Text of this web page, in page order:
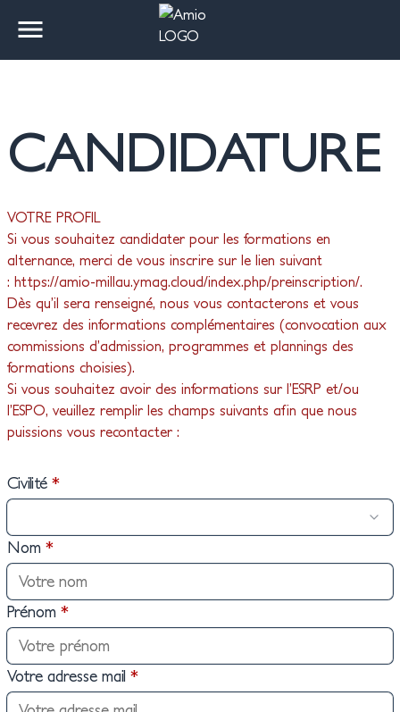
NOTRE VISION / NOS
VALEURS
SESAME
NOTRE
ACCOMPAGNEMENT
NOUS REJOINDRE OFA
NOS PROJETS AMIO ÉVÈNEMENTS
AMIO ACTUALITÉS AMIO RECRUTE
AMIO MARCHÉ PUBLIC
PANORAMA DES
FORMATIONS & VIE AU
LICENCE
INFORMATIQUE
CONCEPTEUR
INTÉGRATEUR
D'INFRASTRUCTURES
INFORMATIQUES
PARCOURS
CYBERSÉCURITÉ
CONCEPTEUR
INTÉGRATEUR
D’INFRASTRUCTURES
INFORMATIQUES
PARCOURS SYSTÈMES
D’INFORMATION
TECHNICIEN
INFORMATIQUE DE
PROXIMITÉ (TIP)
INGÉNIEUR EN
INFORMATIQUE
SYSTÈMES ET RÉSEAUX
INFORMATIQUE
INGÉNIERIE DES
CONCEPTEUR
DATES D'ENTRÉES
ÉPREUVES
D’ADMISSION
FRAIS DE FORMATION
D'ADMISSIONS
DOCUMENTS
CONTRACTUELS
CANDIDATURE
RELATIONS
ENTREPRISES
TAXE D’APPRENTISSAGE
DATES DES STAGES &
ALTERNANCES
PRÉ-ORIENTATION
DISPOSITIF
D'EVALUATION ET
NUMÉRIQUE
CANDIDATURE
VOTRE PROFIL
Si vous souhaitez candidater pour les formations en
alternance, merci de vous inscrire sur le lien suivant
: https://amio-millau.ymag.cloud/index.php/preinscription/.
Dès qu’il sera renseigné, nous vous contacterons et vous
recevrez des informations complémentaires (convocation aux
commissions d’admission, programmes et plannings des
formations choisies).
Si vous souhaitez avoir des informations sur l’ESRP et/ou
l’ESPO, veuillez remplir les champs suivants afin que nous
puissions vous recontacter :
Civilité *
Nom *
Prénom *
Votre adresse mail *